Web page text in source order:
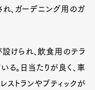
、ガーデニング用のガ
けられ、飲食用のテラ
る。日当たりが良く、車
ストランやブティックが